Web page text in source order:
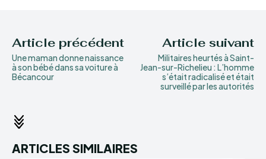
Article précédent
Une maman donne naissance
à son bébé dans sa voiture à
Bécancour
Article suivant
Militaires heurtés à Saint-
Jean-sur-Richelieu : L’homme
s’était radicalisé et était
surveillé par les autorités
ARTICLES SIMILAIRES